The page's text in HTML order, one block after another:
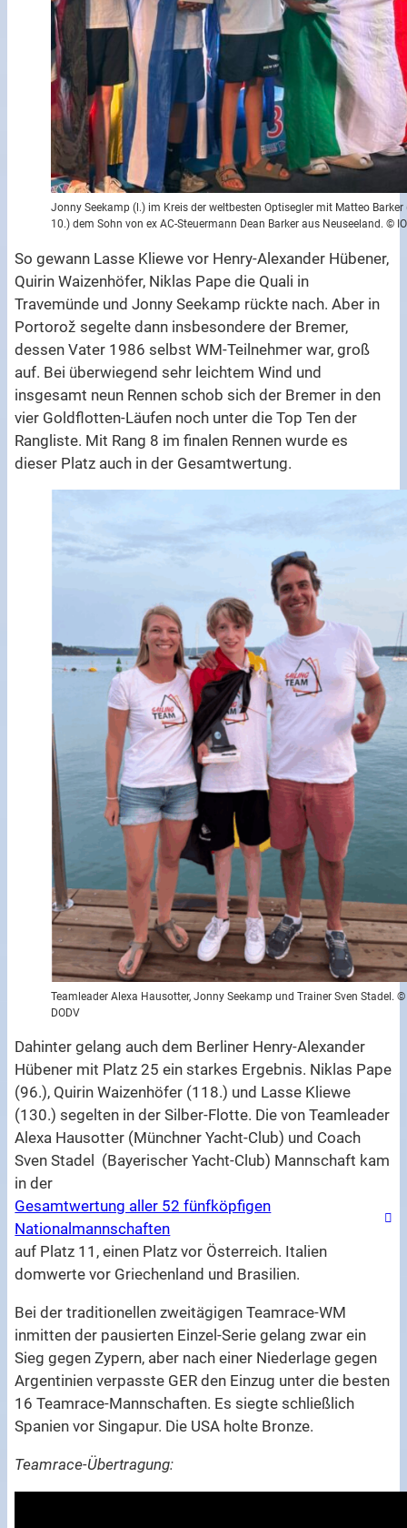
Jonny Seekamp (l.) im Kreis der weltbesten Optisegler mit Matteo Barker
10.) dem Sohn von ex AC-Steuermann Dean Barker aus Neuseeland. ©
So gewann Lasse Kliewe vor Henry-Alexander Hübener,
Quirin Waizenhöfer, Niklas Pape die Quali in
Travemünde und Jonny Seekamp rückte nach. Aber in
Portorož segelte dann insbesondere der Bremer,
dessen Vater 1986 selbst WM-Teilnehmer war, groß
auf. Bei überwiegend sehr leichtem Wind und
insgesamt neun Rennen schob sich der Bremer in den
vier Goldflotten-Läufen noch unter die Top Ten der
Rangliste. Mit Rang 8 im finalen Rennen wurde es
dieser Platz auch in der Gesamtwertung.
Teamleader Alexa Hausotter, Jonny Seekamp und Trainer Sven Stadel. ©
DODV
Dahinter gelang auch dem Berliner Henry-Alexander
Hübener mit Platz 25 ein starkes Ergebnis. Niklas Pape
(96.), Quirin Waizenhöfer (118.) und Lasse Kliewe
(130.) segelten in der Silber-Flotte. Die von Teamleader
Alexa Hausotter (Münchner Yacht-Club) und Coach
Sven Stadel (Bayerischer Yacht-Club) Mannschaft kam
in der
Gesamtwertung aller 52 fünfköpfigen
Nationalmannschaften
auf Platz 11, einen Platz vor Österreich. Italien
domwerte vor Griechenland und Brasilien.
Bei der traditionellen zweitägigen Teamrace-WM
inmitten der pausierten Einzel-Serie gelang zwar ein
Sieg gegen Zypern, aber nach einer Niederlage gegen
Argentinien verpasste GER den Einzug unter die besten
16 Teamrace-Mannschaften. Es siegte schließlich
Spanien vor Singapur. Die USA holte Bronze.
Teamrace-Übertragung: